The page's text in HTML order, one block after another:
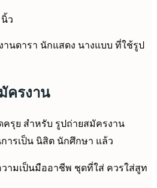
ว
านดารา นักแสดง นางแบบ ที่ใช้รูป
ครงาน
รุย สำหรับ รูปถ่ายสมัครงาน
การเป็น นิสิต นักศึกษา แล้ว
ามเป็นมืออาชีพ ชุดที่ใส่ ควรใส่สูท